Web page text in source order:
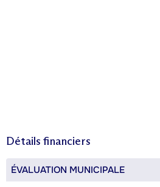
Détails financiers
ÉVALUATION MUNICIPALE